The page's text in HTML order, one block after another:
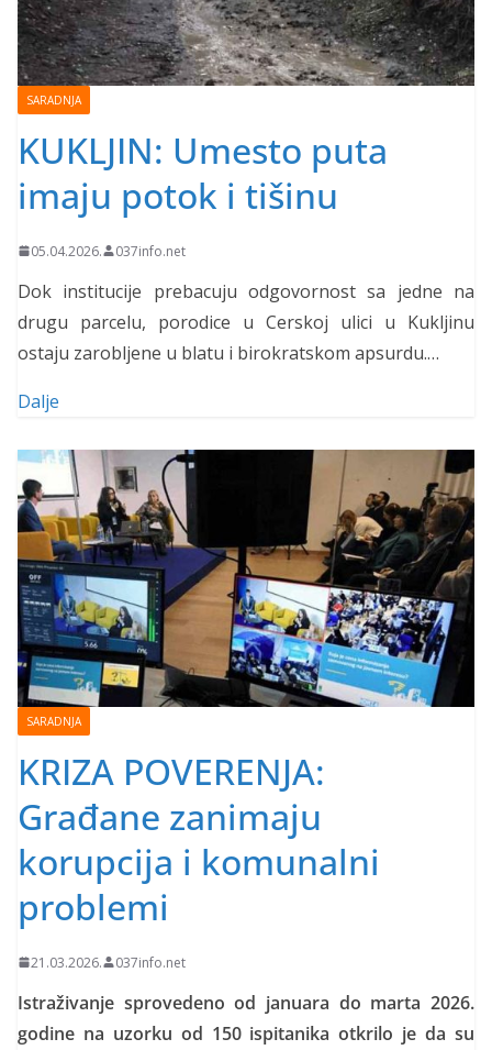
SARADNJA
KUKLJIN: Umesto puta
imaju potok i tišinu
05.04.2026. 037info.net
Dok institucije prebacuju odgovornost sa jedne na
drugu parcelu, porodice u Cerskoj ulici u Kukljinu
ostaju zarobljene u blatu i birokratskom apsurdu.…
Dalje
SARADNJA
KRIZA POVERENJA:
Građane zanimaju
korupcija i komunalni
problemi
21.03.2026. 037info.net
Istraživanje sprovedeno od januara do marta 2026.
godine na uzorku od 150 ispitanika otkrilo je da su